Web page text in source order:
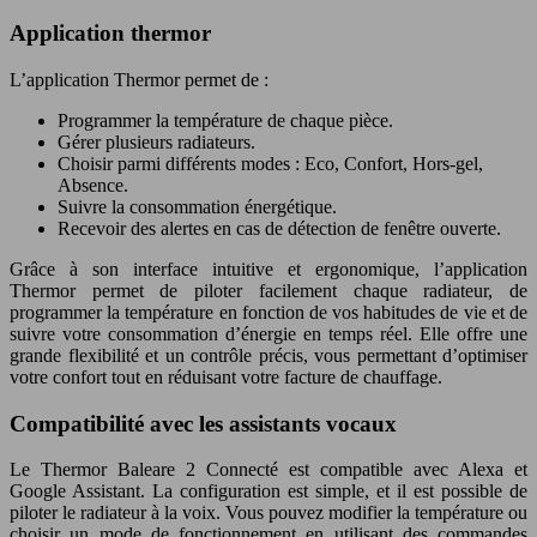
Application thermor
L’application Thermor permet de :
Programmer la température de chaque pièce.
Gérer plusieurs radiateurs.
Choisir parmi différents modes : Eco, Confort, Hors-gel,
Absence.
Suivre la consommation énergétique.
Recevoir des alertes en cas de détection de fenêtre ouverte.
Grâce à son interface intuitive et ergonomique, l’application
Thermor permet de piloter facilement chaque radiateur, de
programmer la température en fonction de vos habitudes de vie et de
suivre votre consommation d’énergie en temps réel. Elle offre une
grande flexibilité et un contrôle précis, vous permettant d’optimiser
votre confort tout en réduisant votre facture de chauffage.
Compatibilité avec les assistants vocaux
Le Thermor Baleare 2 Connecté est compatible avec Alexa et
Google Assistant. La configuration est simple, et il est possible de
piloter le radiateur à la voix. Vous pouvez modifier la température ou